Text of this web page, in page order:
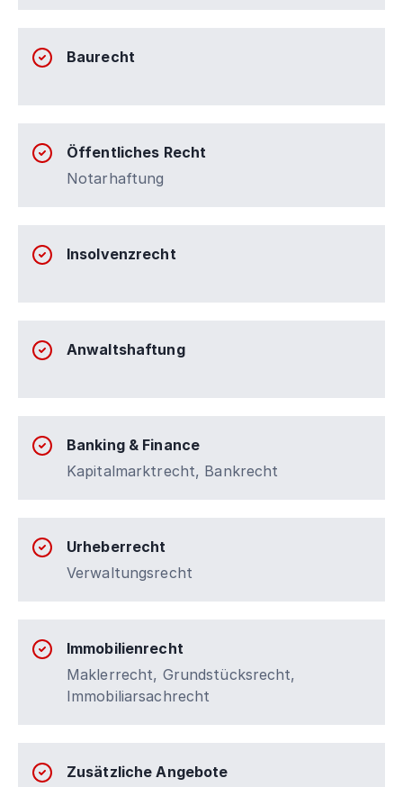
Baurecht
Öffentliches Recht
Notarhaftung
Insolvenzrecht
Anwaltshaftung
Banking & Finance
Kapitalmarktrecht, Bankrecht
Urheberrecht
Verwaltungsrecht
Immobilienrecht
Maklerrecht, Grundstücksrecht,
Immobiliarsachrecht
Zusätzliche Angebote